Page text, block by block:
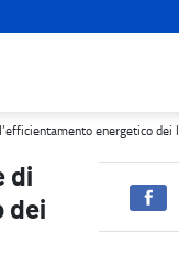
energetico deienergetico
di
dei